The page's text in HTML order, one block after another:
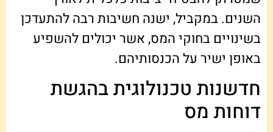
השנים. במקביל, ישנה חשיבות רבה להתעדכן
בשינויים בחוקי המס, אשר יכולים להשפיע
באופן ישיר על הכנסותיהם.
חדשנות טכנולוגית בהגשת
דוחות מס